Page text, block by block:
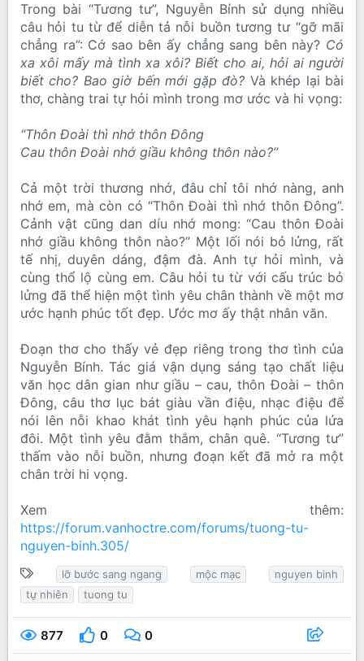
Trong bài “Tương tư”, Nguyễn Bính sử dụng nhiều
câu hỏi tu từ để diễn tả nỗi buồn tương tư “gỡ mãi
chẳng ra”: Cớ sao bên ấy chẳng sang bên này? Có
xa xôi mấy mà tình xa xôi? Biết cho ai, hỏi ai người
biết cho? Bao giờ bến mới gặp đò? Và khép lại bài
thơ, chàng trai tự hỏi mình trong mơ ước và hi vọng:
“Thôn Đoài thì nhớ thôn Đông
Cau thôn Đoài nhớ giầu không thôn nào?’’
Cả một trời thương nhớ, đâu chỉ tôi nhớ nàng, anh
nhớ em, mà còn có “Thôn Đoài thì nhớ thôn Đông”.
Cảnh vật cũng dan díu nhớ mong: “Cau thôn Đoài
nhớ giầu không thôn nào?” Một lối nói bỏ lửng, rất
tế nhị, duyên dáng, đậm đà. Anh tự hỏi mình, và
cùng thổ lộ cùng em. Câu hỏi tu từ với cấu trúc bỏ
lửng đã thể hiện một tình yêu chân thành về một mơ
ước hạnh phúc tốt đẹp. Ước mơ ấy thật nhân văn.
Đoạn thơ cho thấy vẻ đẹp riêng trong thơ tình của
Nguyễn Bính. Tác giá vận dụng sáng tạo chất liệu
văn học dân gian như giầu – cau, thôn Đoài – thôn
Đông, câu thơ lục bát giàu vần điệu, nhạc điệu để
nói lên nỗi khao khát tình yêu hạnh phúc của lứa
đôi. Một tình yêu đằm thắm, chân quê. “Tương tư”
thấm vào nỗi buồn, nhưng đoạn kết đã mở ra một
chân trời hi vọng.
Xem thêm:
https://forum.vanhoctre.com/forums/tuong-tu-
nguyen-binh.305/
T
ừ
k
ó
lỡ bước sang ngang mộc mạc
nguyen binh
tự nhiên
tuong tu
877 0 0